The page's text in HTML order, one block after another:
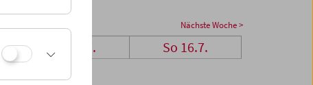
Nächste Woche >
Sa 15.7. So 16.7.